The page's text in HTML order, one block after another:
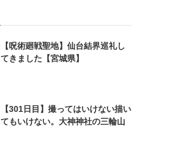
【呪術廻戦聖地】仙台結界巡礼し
てきました【宮城県】
【301日目】撮ってはいけない描い
てもいけない。大神神社の三輪山